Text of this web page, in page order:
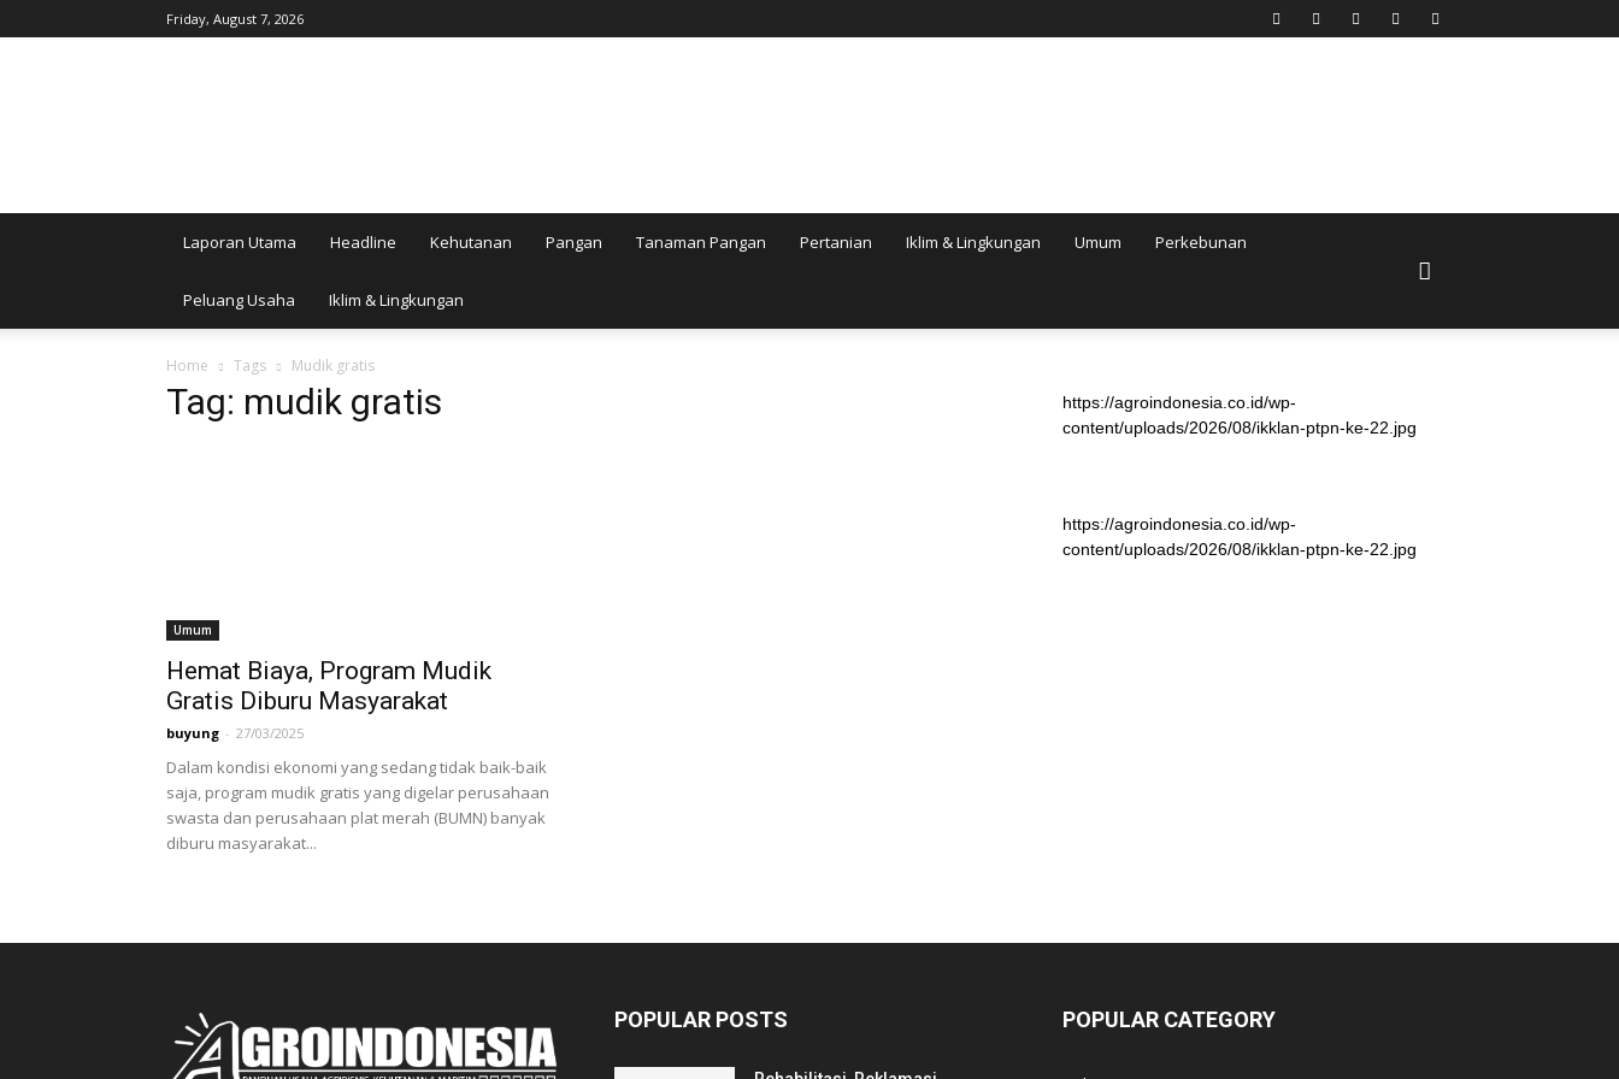
Friday, August 7, 2026
Laporan Utama Headline Kehutanan Pangan Tanaman Pangan Pertanian Iklim & Lingkungan Umum Perkebunan
Peluang Usaha Iklim & Lingkungan
Home Tags Mudik gratis
Tag: mudik gratis
Umum
Hemat Biaya, Program Mudik
Gratis Diburu Masyarakat
buyung - 27/03/2025
Dalam kondisi ekonomi yang sedang tidak baik-baik
saja, program mudik gratis yang digelar perusahaan
swasta dan perusahaan plat merah (BUMN) banyak
diburu masyarakat...
https://agroindonesia.co.id/wp-
content/uploads/2026/08/ikklan-ptpn-ke-22.jpg
https://agroindonesia.co.id/wp-
content/uploads/2026/08/ikklan-ptpn-ke-22.jpg
POPULAR POSTS POPULAR CATEGORY